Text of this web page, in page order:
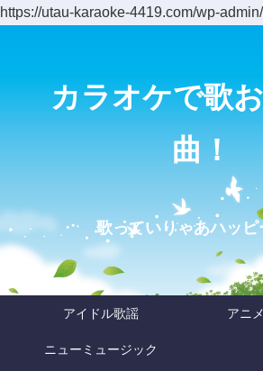
https://utau-karaoke-4419.com/wp-
カラオケで歌
曲！
歌っていりゃあハッ
アイドル歌謡 アニ
ニューミュージック